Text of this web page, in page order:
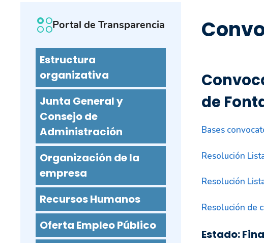
de
Bases
Resolución
Resolución
Resolución de
Estado:
Portal de Transparencia
Estructura
organizativa
Junta General y
Consejo de
Administración
Organización de la
empresa
Recursos Humanos
Oferta Empleo Público